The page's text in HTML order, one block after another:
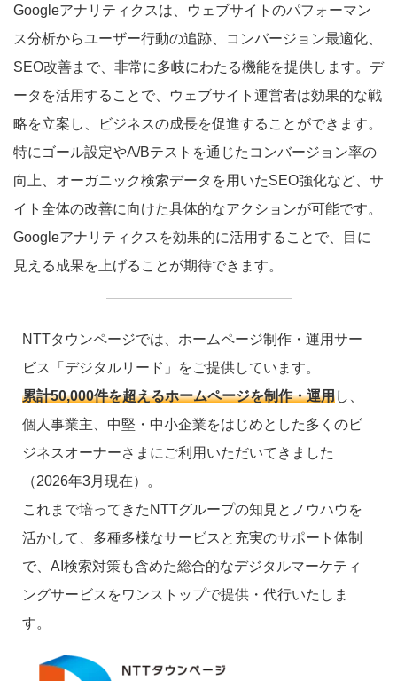
Googleアナリティクスは、ウェブサイトのパフォーマン
ス分析からユーザー行動の追跡、コンバージョン最適化、
SEO改善まで、非常に多岐にわたる機能を提供します。デ
ータを活用することで、ウェブサイト運営者は効果的な戦
略を立案し、ビジネスの成長を促進することができます。
特にゴール設定やA/Bテストを通じたコンバージョン率の
向上、オーガニック検索データを用いたSEO強化など、サ
イト全体の改善に向けた具体的なアクションが可能です。
Googleアナリティクスを効果的に活用することで、目に
見える成果を上げることが期待できます。
NTTタウンページでは、ホームページ制作・運用サー
ビス「デジタルリード」をご提供しています。
累計50,000件を超えるホームページを制作・運用し、
個人事業主、中堅・中小企業をはじめとした多くのビ
ジネスオーナーさまにご利用いただいてきました
（2026年3月現在）。
これまで培ってきたNTTグループの知見とノウハウを
活かして、多種多様なサービスと充実のサポート体制
で、AI検索対策も含めた総合的なデジタルマーケティ
ングサービスをワンストップで提供・代行いたしま
す。